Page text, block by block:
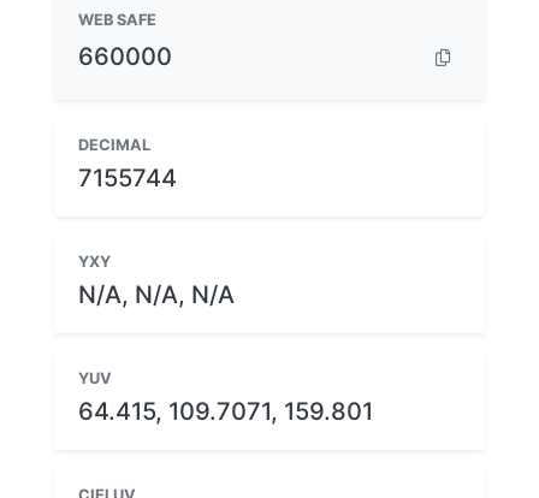
WEB SAFE
660000
DECIMAL
7155744
YXY
N/A, N/A, N/A
YUV
64.415, 109.7071, 159.801
CIELUV